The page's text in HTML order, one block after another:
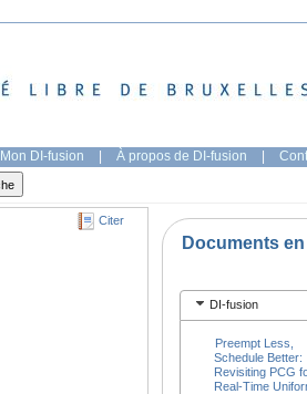
Mon DI-fusion | À propos de DI-fusion |
Citer
Documents
DI-fusion
Preempt Less,
Schedule Better:
Revisiting PCG
Real-Time